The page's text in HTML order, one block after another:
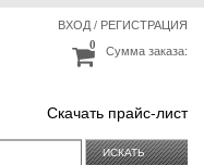
ВХОД/ РЕГИСТРАЦИЯ
Сумма заказа:
0
Скачать прайс-лист
ИСКАТЬ